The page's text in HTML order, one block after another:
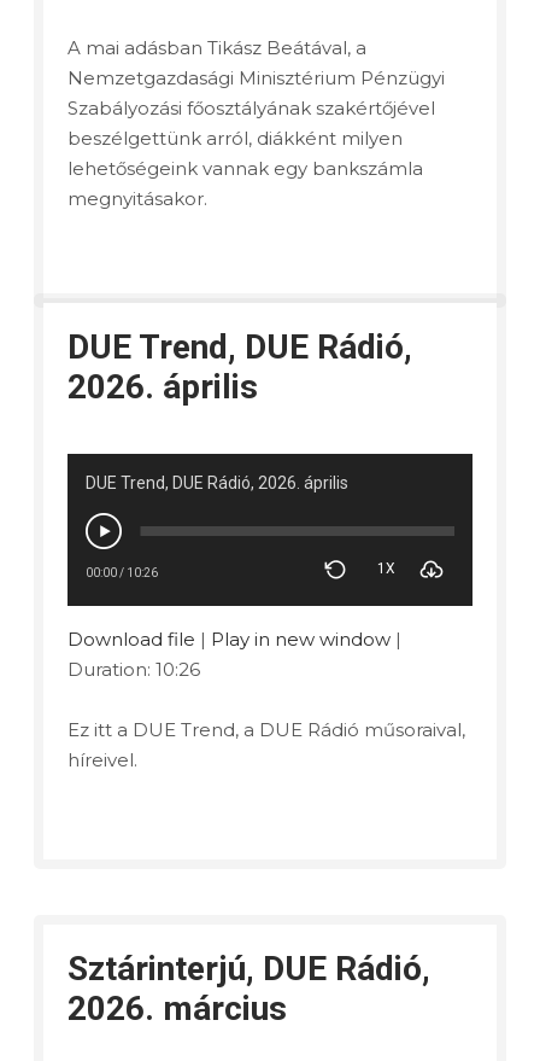
A mai adásban Tikász Beátával, a
Nemzetgazdasági Minisztérium Pénzügyi
Szabályozási főosztályának szakértőjével
beszélgettünk arról, diákként milyen
lehetőségeink vannak egy bankszámla
megnyitásakor.
DUE Trend, DUE Rádió,
2026. április
DUE Trend, DUE Rádió, 2026. április
00:00/ 10:26 1X
Download file | Play in new window |
Duration: 10:26
Ez itt a DUE Trend, a DUE Rádió műsoraival,
híreivel.
Sztárinterjú, DUE Rádió,
2026. március